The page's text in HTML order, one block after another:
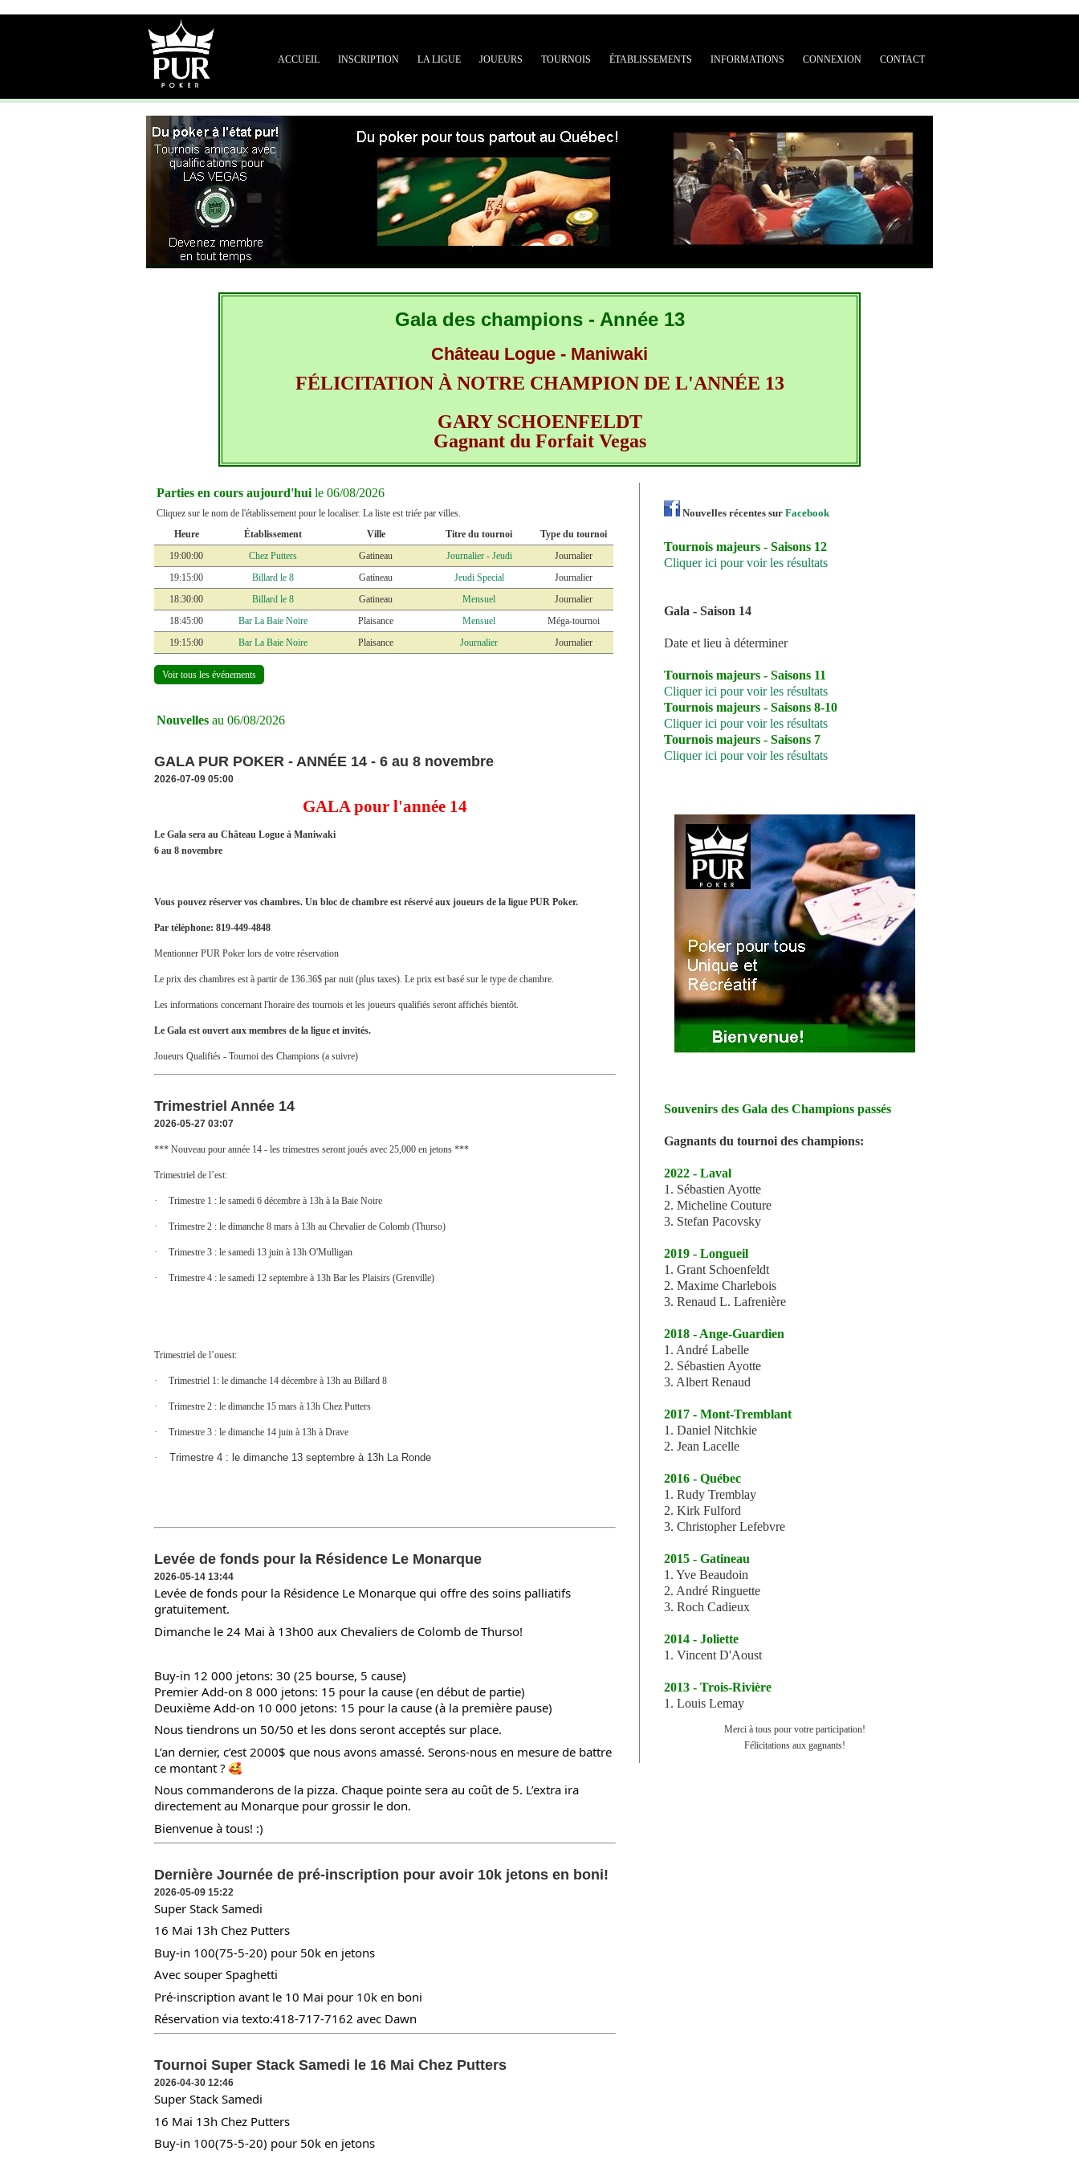
ACCUEIL INSCRIPTION LA LIGUE JOUEURS TOURNOIS ÉTABLISSEMENTS INFORMATIONS CONNEXION CONTACT
Gala des champions - Année 13
Château Logue - Maniwaki
FÉLICITATION À NOTRE CHAMPION DE L'ANNÉE 13
GARY SCHOENFELDT
Gagnant du Forfait Vegas
Parties en cours aujourd'hui le 06/08/2026
Cliquez sur le nom de l'établissement pour le localiser. La liste est triée par villes.
Heure
Établissement Ville Titre du tournoi
Type du tournoi
19:00:00
Chez Putters Gatineau Journalier - Jeudi
Journalier
19:15:00
Billard le 8 Gatineau Jeudi Special
Journalier
18:30:00
Billard le 8 Gatineau Mensuel
Journalier
18:45:00
Bar La Baie Noire Plaisance Mensuel
Méga-tournoi
19:15:00
Bar La Baie Noire Plaisance Journalier Journalier
Voir tous les événements
Nouvelles au 06/08/2026
GALA PUR POKER - ANNÉE 14 - 6 au 8 novembre
2026-07-09 05:00
GALA pour l'année 14
Le Gala sera au Château Logue à Maniwaki
6 au 8 novembre
Vous pouvez réserver vos chambres. Un bloc de chambre est réservé aux joueurs de la ligue PUR Poker.
Par téléphone: 819-449-4848
Mentionner PUR Poker lors de votre réservation
Le prix des chambres est à partir de 136.36$ par nuit (plus taxes). Le prix est basé sur le type de chambre.
Les informations concernant l'horaire des tournois et les joueurs qualifiés seront affichés bientôt.
Le Gala est ouvert aux membres de la ligue et invités.
Joueurs Qualifiés - Tournoi des Champions (a suivre)
Trimestriel Année 14
2026-05-27 03:07
*** Nouveau pour année 14 - les trimestres seront joués avec 25,000 en jetons ***
Trimestriel de l’est:
· Trimestre 1 : le samedi 6 décembre à 13h à la Baie Noire
· Trimestre 2 : le dimanche 8 mars à 13h au Chevalier de Colomb (Thurso)
· Trimestre 3 : le samedi 13 juin à 13h O'Mulligan
· Trimestre 4 : le samedi 12 septembre à 13h Bar les Plaisirs (Grenville)
Trimestriel de l’ouest:
· Trimestriel 1: le dimanche 14 décembre à 13h au Billard 8
· Trimestre 2 : le dimanche 15 mars à 13h Chez Putters
· Trimestre 3 : le dimanche 14 juin à 13h à Drave
· Trimestre 4 : le dimanche 13 septembre à 13h La Ronde
Levée de fonds pour la Résidence Le Monarque
2026-05-14 13:44
Levée de fonds pour la Résidence Le Monarque qui offre des soins palliatifs
gratuitement.
Dimanche le 24 Mai à 13h00 aux Chevaliers de Colomb de Thurso!
Buy-in 12 000 jetons: 30 (25 bourse, 5 cause)
Premier Add-on 8 000 jetons: 15 pour la cause (en début de partie)
Deuxième Add-on 10 000 jetons: 15 pour la cause (à la première pause)
Nous tiendrons un 50/50 et les dons seront acceptés sur place.
L’an dernier, c’est 2000$ que nous avons amassé. Serons-nous en mesure de battre
ce montant ?
Nous commanderons de la pizza. Chaque pointe sera au coût de 5. L’extra ira
directement au Monarque pour grossir le don.
Bienvenue à tous! :)
Dernière Journée de pré-inscription pour avoir 10k jetons en boni!
2026-05-09 15:22
Super Stack Samedi
16 Mai 13h Chez Putters
Buy-in 100(75-5-20) pour 50k en jetons
Avec souper Spaghetti
Pré-inscription avant le 10 Mai pour 10k en boni
Réservation via texto:418-717-7162 avec Dawn
Tournoi Super Stack Samedi le 16 Mai Chez Putters
2026-04-30 12:46
Super Stack Samedi
16 Mai 13h Chez Putters
Buy-in 100(75-5-20) pour 50k en jetons
Nouvelles récentes sur Facebook
Tournois majeurs - Saisons 12
Cliquer ici pour voir les résultats
Gala - Saison 14
Date et lieu à déterminer
Tournois majeurs - Saisons 11
Cliquer ici pour voir les résultats
Tournois majeurs - Saisons 8-10
Cliquer ici pour voir les résultats
Tournois majeurs - Saisons 7
Cliquer ici pour voir les résultats
Souvenirs des Gala des Champions passés
Gagnants du tournoi des champions:
2022 - Laval
1. Sébastien Ayotte
2. Micheline Couture
3. Stefan Pacovsky
2019 - Longueil
1. Grant Schoenfeldt
2. Maxime Charlebois
3. Renaud L. Lafrenière
2018 - Ange-Guardien
1. André Labelle
2. Sébastien Ayotte
3. Albert Renaud
2017 - Mont-Tremblant
1. Daniel Nitchkie
2. Jean Lacelle
2016 - Québec
1. Rudy Tremblay
2. Kirk Fulford
3. Christopher Lefebvre
2015 - Gatineau
1. Yve Beaudoin
2. André Ringuette
3. Roch Cadieux
2014 - Joliette
1. Vincent D'Aoust
2013 - Trois-Rivière
1. Louis Lemay
Merci à tous pour votre participation!
Félicitations aux gagnants!